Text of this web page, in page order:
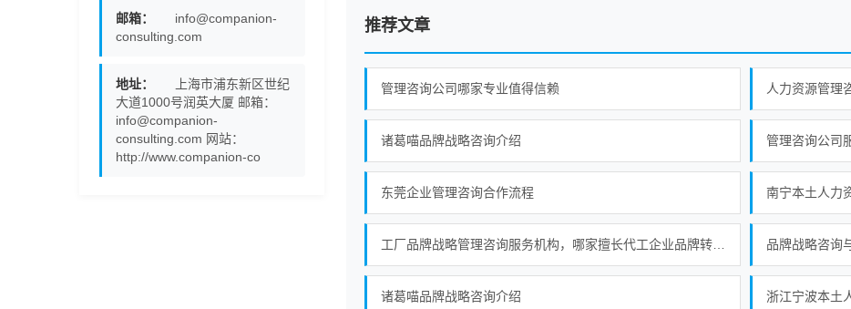
邮箱：
info@companion-
consulting.com
地址：
上海市浦东新区世纪
大道1000号润英大厦 邮箱：
info@companion-
consulting.com 网站：
http://www.companion-co
推荐文章
管理咨询公司哪家专业值得信赖 人力资源管理
诸葛喵品牌战略咨询介绍 管理咨询公司
东莞企业管理咨询合作流程
工厂品牌战略管理咨询服务机构，哪家擅长代工企业品牌转型？ 品牌战略咨询
诸葛喵品牌战略咨询介绍